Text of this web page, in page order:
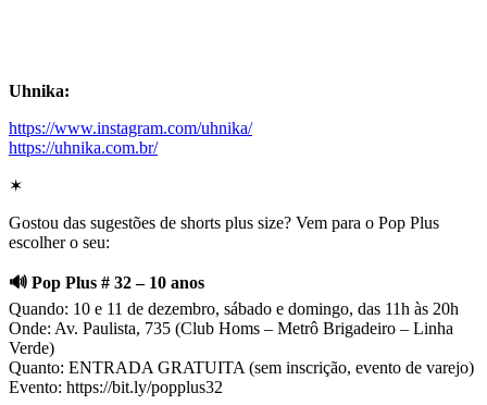
Uhnika:
https://www.instagram.com/uhnika/
https://uhnika.com.br/
✶
Gostou das sugestões de shorts plus size? Vem para o Pop Plus
escolher o seu:
🔊 Pop Plus # 32 – 10 anos
Quando: 10 e 11 de dezembro, sábado e domingo, das 11h às 20h
Onde: Av. Paulista, 735 (Club Homs – Metrô Brigadeiro – Linha
Verde)
Quanto: ENTRADA GRATUITA (sem inscrição, evento de varejo)
Evento: https://bit.ly/popplus32